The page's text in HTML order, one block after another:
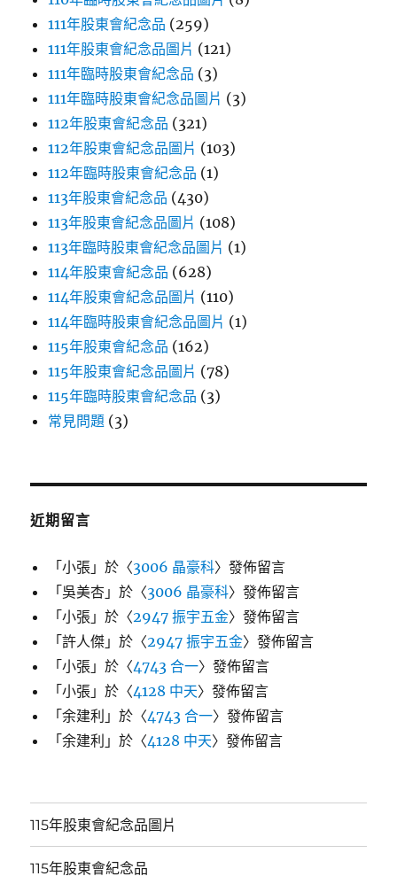
111年股東會紀念品 (259)
111年股東會紀念品圖片 (121)
111年臨時股東會紀念品 (3)
111年臨時股東會紀念品圖片 (3)
112年股東會紀念品 (321)
112年股東會紀念品圖片 (103)
112年臨時股東會紀念品 (1)
113年股東會紀念品 (430)
113年股東會紀念品圖片 (108)
113年臨時股東會紀念品圖片 (1)
114年股東會紀念品 (628)
114年股東會紀念品圖片 (110)
114年臨時股東會紀念品圖片 (1)
115年股東會紀念品 (162)
115年股東會紀念品圖片 (78)
115年臨時股東會紀念品 (3)
常見問題 (3)
近期留言
「小張 」於〈3006 晶豪科〉發佈留言
「吳美杏 」於〈3006 晶豪科〉發佈留言
「小張 」於〈2947 振宇五金〉發佈留言
「許人傑 」於〈2947 振宇五金〉發佈留言
「小張 」於〈4743 合一〉發佈留言
「小張 」於〈4128 中天〉發佈留言
「余建利 」於〈4743 合一〉發佈留言
「余建利 」於〈4128 中天〉發佈留言
115年股東會紀念品圖片
115年股東會紀念品